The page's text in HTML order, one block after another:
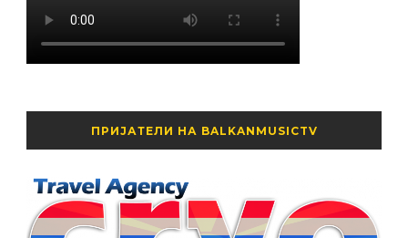
ПРИЈАТЕЛИ НА BALKANMUSICTV